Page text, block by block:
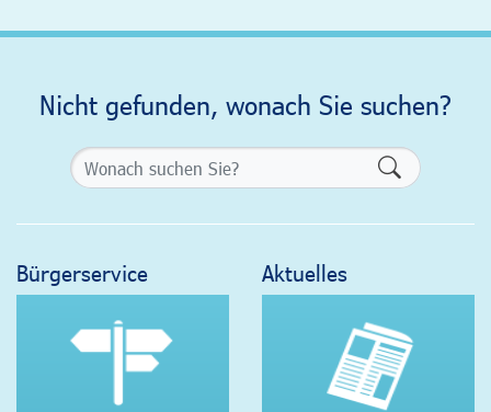
Nicht gefunden, wonach Sie suchen?
Bürgerservice Aktuelles